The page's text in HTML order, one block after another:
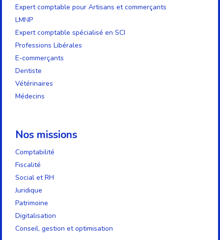
Expert comptable pour Artisans et commerçants
LMNP
Expert comptable spécialisé en SCI
Professions Libérales
E-commerçants
Dentiste
Vétérinaires
Médecins
Nos missions
Comptabilité
Fiscalité
Social et RH
Juridique
Patrimoine
Digitalisation
Conseil, gestion et optimisation